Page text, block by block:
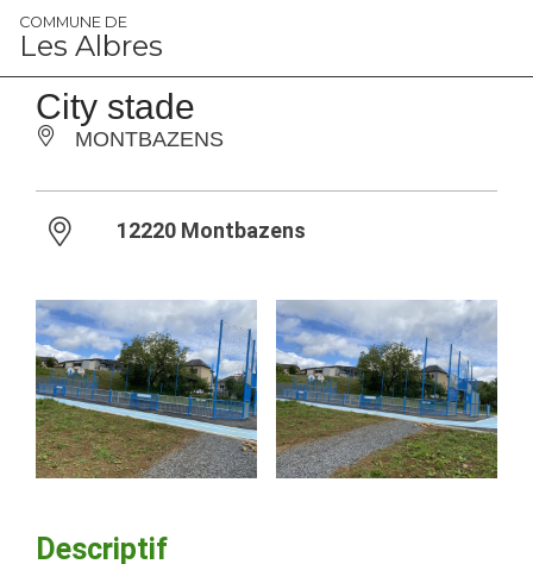
Panneau de gestion des cookies
COMMUNE DE
Les Albres
City stade
MONTBAZENS
12220 Montbazens
Descriptif